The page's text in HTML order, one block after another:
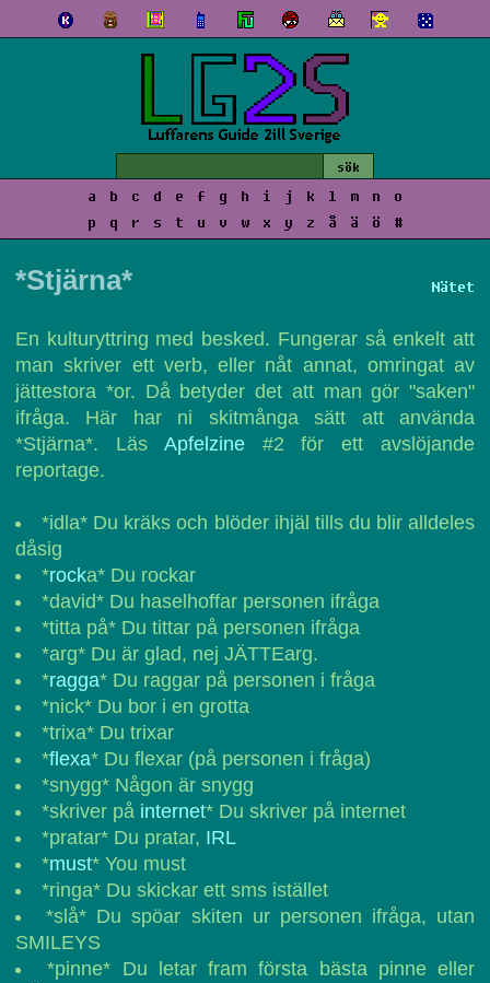
a b c d e f g h i j k l m n
o
p
q r s t u v w x y z å ä ö #
Nätet
*Stjärna*
En kulturyttring med besked. Fungerar så enkelt att
man skriver ett verb, eller nåt annat, omringat av
jättestora *or. Då betyder det att man gör "saken"
ifråga. Här har ni skitmånga sätt att använda
*Stjärna*. Läs Apfelzine#2 för ett avslöjande
reportage.
*idla* Du kräks och blöder ihjäl tills du blir alldeles
dåsig
*rocka* Du rockar
*david* Du haselhoffar personen ifråga
*titta på* Du tittar på personen ifråga
*arg* Du är glad, nej JÄTTEarg.
*ragga* Du raggar på personen i fråga
*nick* Du bor i en grotta
*trixa* Du trixar
*flexa* Du flexar (på personen i fråga)
*snygg* Någon är snygg
*skriver på internet* Du skriver på internet
*pratar* Du pratar, IRL
*must* You must
*ringa* Du skickar ett sms istället
*slå* Du spöar skiten ur personen ifråga, utan
SMILEYS
*pinne* Du letar fram första bästa pinne eller